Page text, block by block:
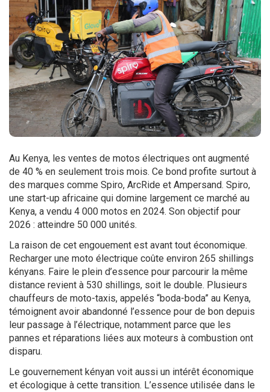
Au Kenya, les ventes de motos électriques ont augmenté
de 40 % en seulement trois mois. Ce bond profite surtout à
des marques comme Spiro, ArcRide et Ampersand. Spiro,
une start-up africaine qui domine largement ce marché au
Kenya, a vendu 4 000 motos en 2024. Son objectif pour
2026 : atteindre 50 000 unités.
La raison de cet engouement est avant tout économique.
Recharger une moto électrique coûte environ 265 shillings
kényans. Faire le plein d’essence pour parcourir la même
distance revient à 530 shillings, soit le double. Plusieurs
chauffeurs de moto-taxis, appelés “boda-boda” au Kenya,
témoignent avoir abandonné l’essence pour de bon depuis
leur passage à l’électrique, notamment parce que les
pannes et réparations liées aux moteurs à combustion ont
disparu.
Le gouvernement kényan voit aussi un intérêt économique
et écologique à cette transition. L’essence utilisée dans le